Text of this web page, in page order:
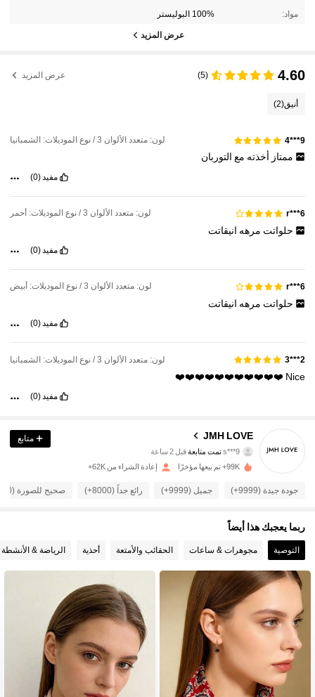
مواد: 100% البوليستر
عرض المزيد
4.60
(5) عرض المزيد
أنيق(2)
9***4 لون: متعدد الألوان 3 / نوع الموديلات: الشمبانيا
ممتاز أخذته مع التوربان
مفيد (0)
r***6 لون: متعدد الألوان 3 / نوع الموديلات: أحمر
حلواتت مرهه انيقاتت
مفيد (0)
r***6 لون: متعدد الألوان 3 / نوع الموديلات: أبيض
حلواتت مرهه انيقاتت
مفيد (0)
2***3 لون: متعدد الألوان 3 / نوع الموديلات: الشمبانيا
Nice
❤️❤️❤️❤️❤️❤️❤️❤️❤️❤️❤️
مفيد (0)
JMH LOVE
s***9تمت متابعة
T***sتتصفح
4.92
4.92 10K متابعون
4.92 10K متابعون
10K متابعون
4.92 10K متابعون
متابع
99K+ تم بيعها مؤخرًا إعادة الشراء من 62K+
جودة جيدة (9999+) جميل (9999+) رائع جداً (8000+) صحيح للصورة (7000+)
ربما يعجبك هذا أيضاً
التوصية مجوهرات & ساعات الحقائب والأمتعة أحذية الرياضة & الأنشطة